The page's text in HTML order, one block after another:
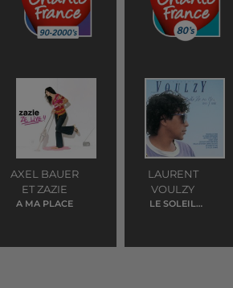
AXEL BAUER
ET ZAZIE
A MA PLACE
LAURENT
VOULZY
LE SOLEIL